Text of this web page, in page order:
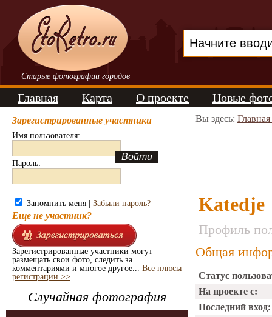
Старые фотографии городов
Главная Карта О проекте Новые
Зарегистрированные участники
Имя пользователя:
Пароль:
Запомнить меня | Забыли пароль?
Еще не участник?
Зарегистрированные участники могут
размещать свои фото, следить за
комментариями и многое другое... Все плюсы
регистрации >>
Случайная фотография
Вы здесь:
Katedje
Профиль
Общая
Статус
На проекте с:
Последний вход: